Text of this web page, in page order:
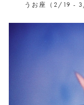
うお座（2/19 -